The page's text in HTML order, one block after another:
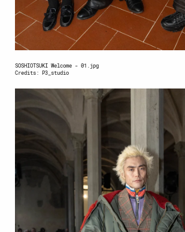
SOSHIOTSUKI Welcome - 01.jpg
Credits: P3_studio